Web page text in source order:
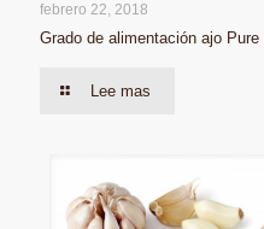
febrero 22, 2018
Grado de alimentación ajo
Lee mas